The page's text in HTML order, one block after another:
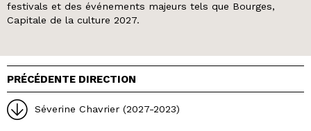
festivals et des événements majeurs tels que Bourges,
Capitale de la culture 2027.
PRÉCÉDENTE DIRECTION
Séverine Chavrier (2027-2023)